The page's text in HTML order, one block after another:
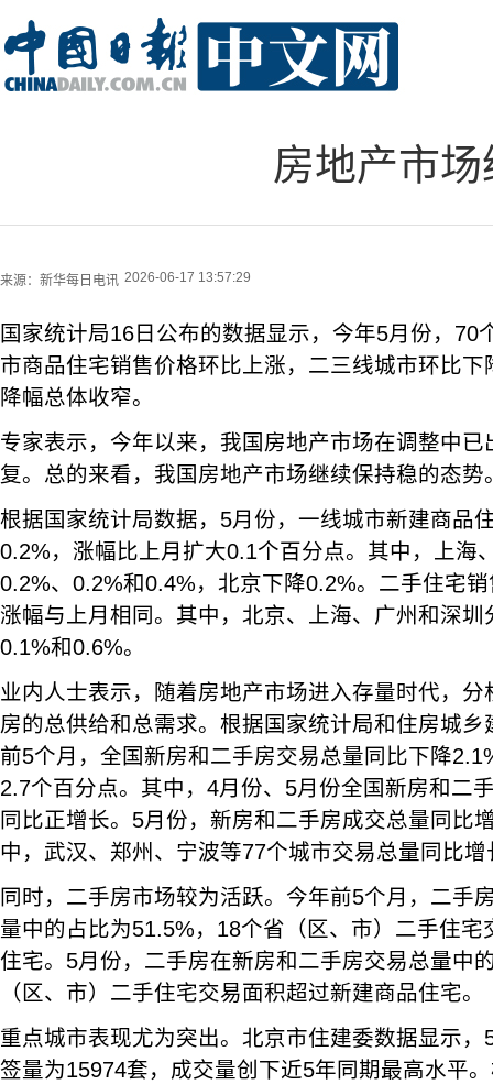
房地产市
来源： 新华每日电讯 2026-06-17 13:57:29
国家统计局16日公布的数据显示，今年5月份，70
市商品住宅销售价格环比上涨，二三线城市环比
降幅总体收窄。
专家表示，今年以来，我国房地产市场在调整中
复。总的来看，我国房地产市场继续保持稳的态势
根据国家统计局数据，5月份，一线城市新建商品
0.2%，涨幅比上月扩大0.1个百分点。其中，上海
0.2%、0.2%和0.4%，北京下降0.2%。二手住宅
涨幅与上月相同。其中，北京、上海、广州和深
0.1%和0.6%。
业内人士表示，随着房地产市场进入存量时代，
房的总供给和总需求。根据国家统计局和住房城
前5个月，全国新房和二手房交易总量同比下降
2.7个百分点。其中，4月份、5月份全国新房和二
同比正增长。5月份，新房和二手房成交总量同比
中，武汉、郑州、宁波等77个城市交易总量同比
同时，二手房市场较为活跃。今年前5个月，二手
量中的占比为51.5%，18个省（区、市）二手住宅
住宅。5月份，二手房在新房和二手房交易总量中
（区、市）二手住宅交易面积超过新建商品住宅。
重点城市表现尤为突出。北京市住建委数据显示
签量为15974套，成交量创下近5年同期最高水平